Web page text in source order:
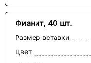
Фианит, 40 шт.
Размер вставки
Цвет